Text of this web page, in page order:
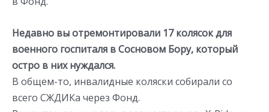
Недавно вы отремонтировали 17 колясок для
военного госпиталя в Сосновом Бору, который
остро в них нуждался.
В общем-то, инвалидные коляски собирали со
всего СЖДИКа через Фонд.